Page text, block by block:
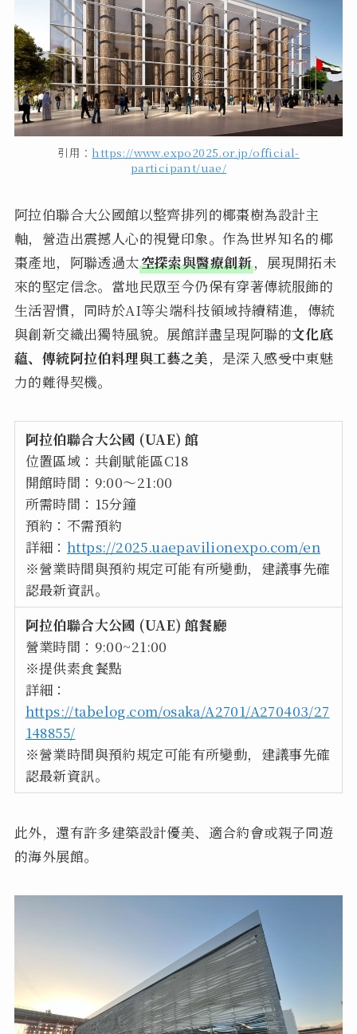
引用：https://www.expo2025.or.jp/official-
participant/uae/
阿拉伯聯合大公國館以整齊排列的椰棗樹為設計主
軸，營造出震撼人心的視覺印象。作為世界知名的椰
棗產地，阿聯透過太空探索與醫療創新，展現開拓未
來的堅定信念。當地民眾至今仍保有穿著傳統服飾的
生活習慣，同時於AI等尖端科技領域持續精進，傳統
與創新交織出獨特風貌。展館詳盡呈現阿聯的文化底
蘊、傳統阿拉伯料理與工藝之美，是深入感受中東魅
力的難得契機。
阿拉伯聯合大公國 (UAE) 館
位置區域：共創賦能區C18
開館時間：9:00～21:00
所需時間：15分鐘
預約：不需預約
詳細： https://2025.uaepavilionexpo.com/en
※營業時間與預約規定可能有所變動，建議事先確
認最新資訊。
阿拉伯聯合大公國 (UAE) 館餐廳
營業時間：9:00~21:00
※提供素食餐點
詳細：
https://tabelog.com/osaka/A2701/A270403/27
148855/
※營業時間與預約規定可能有所變動，建議事先確
認最新資訊。
此外，還有許多建築設計優美、適合約會或親子同遊
的海外展館。